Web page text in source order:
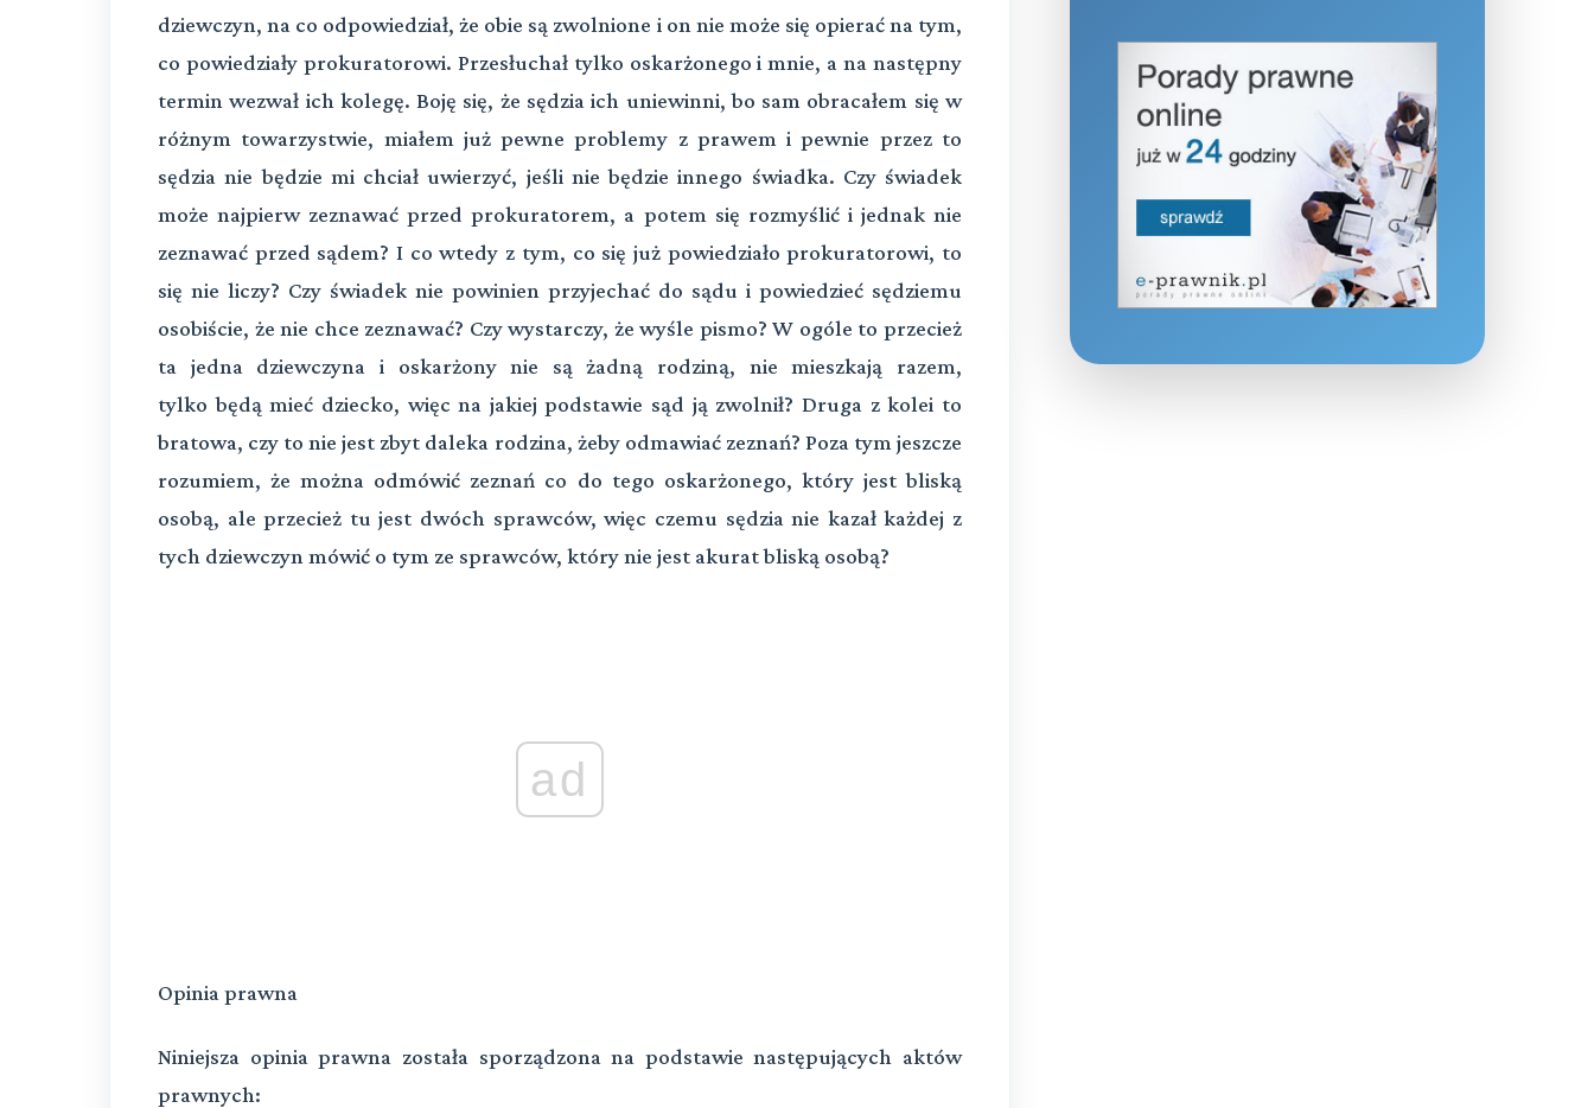
dziewczyn, na co odpowiedział, że obie są zwolnione i on nie może się opierać na tym,
co powiedziały prokuratorowi. Przesłuchał tylko oskarżonego i mnie, a na następny
termin wezwał ich kolegę. Boję się, że sędzia ich uniewinni, bo sam obracałem się w
różnym towarzystwie, miałem już pewne problemy z prawem i pewnie przez to
sędzia nie będzie mi chciał uwierzyć, jeśli nie będzie innego świadka. Czy świadek
może najpierw zeznawać przed prokuratorem, a potem się rozmyślić i jednak nie
zeznawać przed sądem? I co wtedy z tym, co się już powiedziało prokuratorowi, to
się nie liczy? Czy świadek nie powinien przyjechać do sądu i powiedzieć sędziemu
osobiście, że nie chce zeznawać? Czy wystarczy, że wyśle pismo? W ogóle to przecież
ta jedna dziewczyna i oskarżony nie są żadną rodziną, nie mieszkają razem,
tylko będą mieć dziecko, więc na jakiej podstawie sąd ją zwolnił? Druga z kolei to
bratowa, czy to nie jest zbyt daleka rodzina, żeby odmawiać zeznań? Poza tym jeszcze
rozumiem, że można odmówić zeznań co do tego oskarżonego, który jest bliską
osobą, ale przecież tu jest dwóch sprawców, więc czemu sędzia nie kazał każdej z
tych dziewczyn mówić o tym ze sprawców, który nie jest akurat bliską osobą?
ad
Opinia prawna
Niniejsza opinia prawna została sporządzona na podstawie następujących aktów
prawnych: